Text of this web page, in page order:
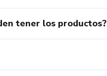
tener los productos?